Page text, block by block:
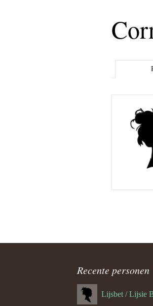
Recente personen